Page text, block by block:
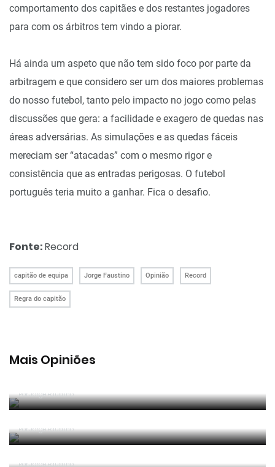
comportamento dos capitães e dos restantes jogadores
para com os árbitros tem vindo a piorar.
Há ainda um aspeto que não tem sido foco por parte da
arbitragem e que considero ser um dos maiores problemas
do nosso futebol, tanto pelo impacto no jogo como pelas
discussões que gera: a facilidade e exagero de quedas nas
áreas adversárias. As simulações e as quedas fáceis
mereciam ser “atacadas” com o mesmo rigor e
consistência que as entradas perigosas. O futebol
português teria muito a ganhar. Fica o desafio.
Fonte:Record
capitão de equipa Jorge Faustino Opinião Record
Regra do capitão
Mais Opiniões
PorJorge Faustino
PorJorge Faustino
PorJorge Faustino